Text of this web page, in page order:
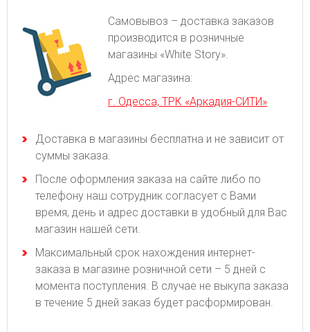
Самовывоз – доставка заказов
производится в розничные
магазины «White Story».
Адрес магазина:
г. Одесса, ТРК «Аркадия-СИТИ»
Доставка в магазины бесплатна и не зависит от
суммы заказа.
После оформления заказа на сайте либо по
телефону наш сотрудник согласует с Вами
время, день и адрес доставки в удобный для Вас
магазин нашей сети.
Максимальный срок нахождения интернет-
заказа в магазине розничной сети – 5 дней с
момента поступления. В случае не выкупа заказа
в течение 5 дней заказ будет расформирован.